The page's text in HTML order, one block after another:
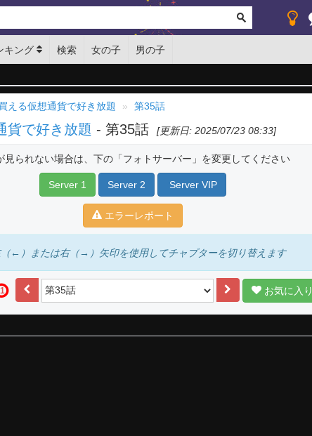
キング 検索 女の子 男の子
える仮想通貨で好き放題 第35話
貨で好き放題 - 第35話 [更新日: 2025/07/23 08:33]
見られない場合は、下の「フォトサーバー」を変更してください
Server 1 Server 2 Server VIP
エラーレポート
←）または右（→）矢印を使用してチャプターを切り替えます
1 お気に入り